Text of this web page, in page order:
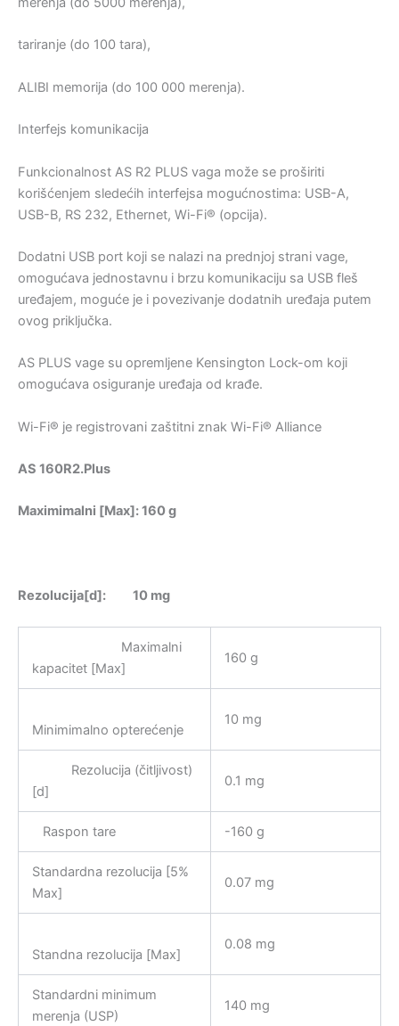
tariranje (do 100 tara),
ALIBI memorija (do 100 000 merenja).
Interfejs komunikacija
Funkcionalnost AS R2 PLUS vaga može se proširiti
korišćenjem sledećih interfejsa mogućnostima: USB-A,
USB-B, RS 232, Ethernet, Wi-Fi® (opcija).
Dodatni USB port koji se nalazi na prednjoj strani vage,
omogućava jednostavnu i brzu komunikaciju sa USB fleš
uređajem, moguće je i povezivanje dodatnih uređaja putem
ovog priključka.
AS PLUS vage su opremljene Kensington Lock-om koji
omogućava osiguranje uređaja od krađe.
Wi-Fi® je registrovani zaštitni znak Wi-Fi® Alliance
AS 160R2.Plus
Maximimalni [Max]: 160 g
Rezolucija[d]: 10 mg
Maximalni
kapacitet [Max]
160 g
Minimimalno opterećenje
10 mg
Rezolucija (čitljivost)
[d]
0.1 mg
Raspon tare -160 g
Standardna rezolucija [5%
Max]
0.07 mg
Standna rezolucija [Max]
0.08 mg
Standardni minimum
merenja (USP)
140 mg